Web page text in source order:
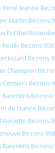
Jeanne
Martin Bezons
Et Ethel
Bezons
Bezons
Champion
Bezons
Bezons
de France
Bezons
Bezons
Bezons